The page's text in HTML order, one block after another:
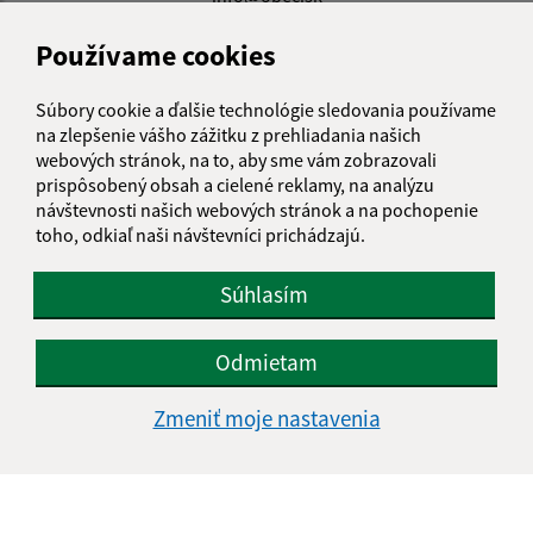
Používame cookies
Súbory cookie a ďalšie technológie sledovania používame
na zlepšenie vášho zážitku z prehliadania našich
webových stránok, na to, aby sme vám zobrazovali
prispôsobený obsah a cielené reklamy, na analýzu
návštevnosti našich webových stránok a na pochopenie
toho, odkiaľ naši návštevníci prichádzajú.
Súhlasím
Odmietam
Zmeniť moje nastavenia
IČO: 12345678